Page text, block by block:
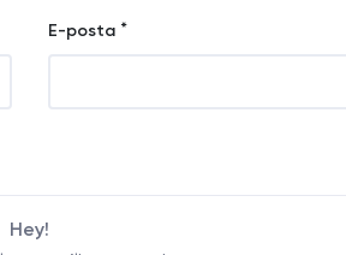
E-posta *
Hey!